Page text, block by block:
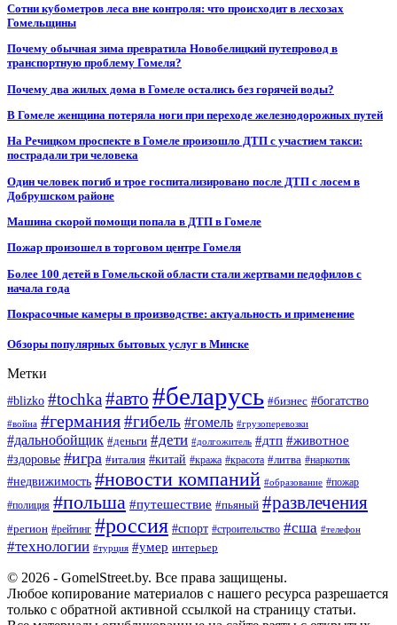
Сотни кубометров леса вне контроля: что происходит в лесхозах
Гомельщины
Почему обычная зима превратила Новобелицкий путепровод в
транспортную проблему Гомеля?
Почему два жилых дома в Гомеле остались без горячей воды?
В Гомеле женщина потеряла ноги при переходе железнодорожных путей
На Речицком проспекте в Гомеле произошло ДТП с участием такси:
пострадали три человека
Один человек погиб и трое госпитализировано после ДТП с лосем в
Добрушском районе
Машина скорой помощи попала в ДТП в Гомеле
Пожар произошел в торговом центре Гомеля
Более 100 детей в Гомельской области стали жертвами педофилов с
начала года
Покрасочные камеры в производстве: актуальность и применение
Обзоры популярных бытовых услуг в Минске
Метки
#blizko #tochka#авто #беларусь #бизнес #богатство
#война #германия#гибель #гомель #грузоперевозки
#дальнобойщик #деньги #дети #долгожитель #дтп #животное
#здоровье #игра #италия #китай #кража #красота #литва #наркотик
#недвижимость #новости компаний #образование #пожар
#полиция #польша #путешествие #пьяный #развлечения
#регион #рейтинг #россия #спорт #строительство #сша #телефон
#технологии #турция #умер интерьер
© 2026 - GomelStreet.by. Все права защищены.
Любое копирование материалов с нашего ресурса разрешается
только с обратной активной ссылкой на страницу статьи.